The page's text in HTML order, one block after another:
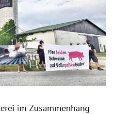
im Zusammenhang